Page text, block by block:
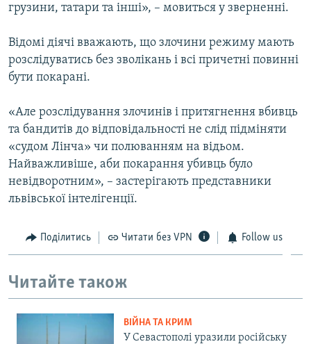
грузини, татари та інші», – мовиться у зверненні.
Відомі діячі вважають, що злочини режиму мають
розслідуватись без зволікань і всі причетні повинні
бути покарані.
«Але розслідування злочинів і притягнення вбивць
та бандитів до відповідальності не слід підміняти
«судом Лінча» чи полюванням на відьом.
Найважливіше, аби покарання убивць було
невідворотним», – застерігають представники
львівської інтелігенції.
Поділитись Читати без VPN Follow us
Читайте також
ВІЙНА ТА КРИМ
У Севастополі уразили російську